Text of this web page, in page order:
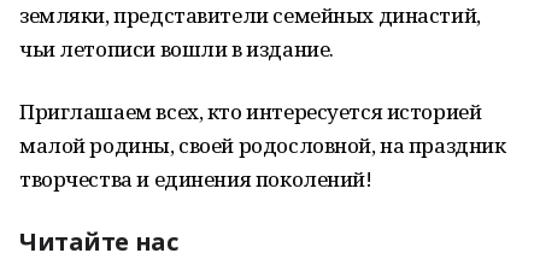
земляки, представители семейных династий,
чьи летописи вошли в издание.
Приглашаем всех, кто интересуется историей
малой родины, своей родословной, на праздник
творчества и единения поколений!
Читайте нас